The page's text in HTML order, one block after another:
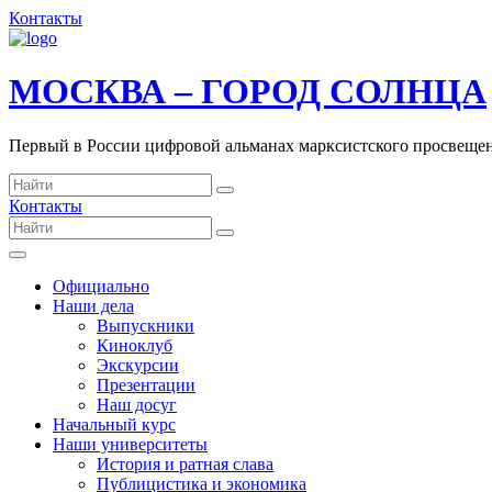
Контакты
МОСКВА – ГОРОД СОЛНЦА
Первый в России цифровой альманах марксистского
Контакты
Официально
Наши дела
Выпускники
Киноклуб
Экскурсии
Презентации
Наш досуг
Начальный курс
Наши университеты
История и ратная слава
Публицистика и экономика